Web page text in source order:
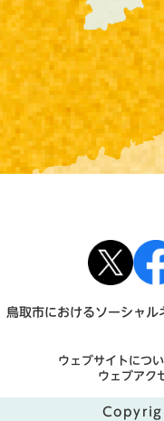
鳥取市におけるソーシャ
ウェブサイトにつ
ウェブアク